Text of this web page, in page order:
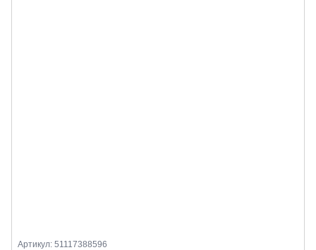
Артикул: 51117388596